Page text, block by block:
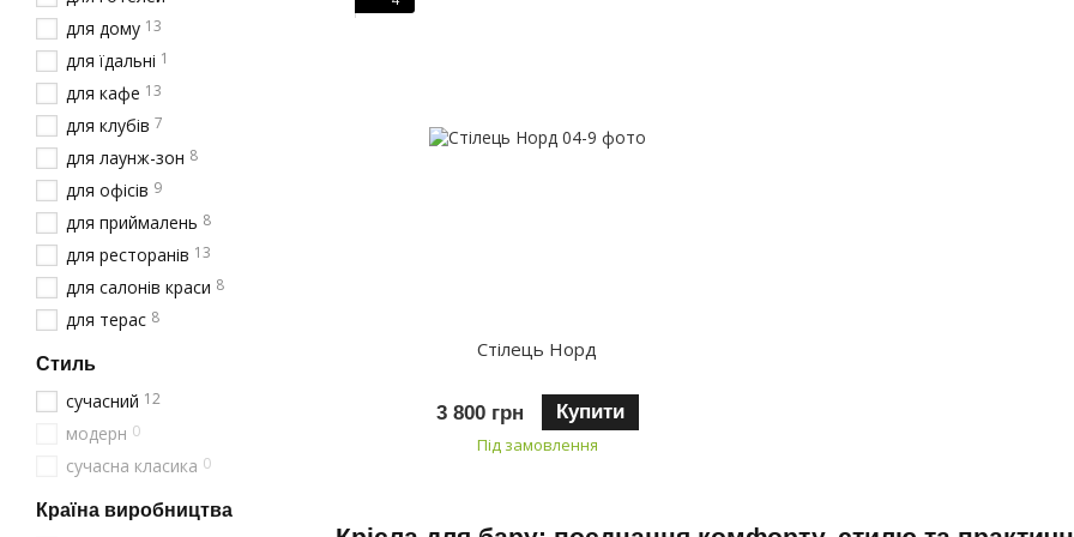
Стілець Норд
3 800 грн Купити
Під замовлення
для дому 13
для їдальні 1
для кафе 13
для клубів 7
для лаунж-зон 8
для офісів 9
для приймалень 8
для ресторанів 13
для салонів краси 8
для терас 8
Стиль
сучасний 12
модерн 0
сучасна класика 0
Країна виробництва